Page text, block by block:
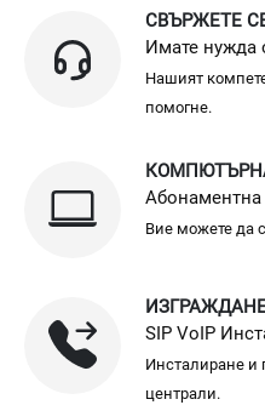
СВЪРЖЕТЕ
Имате нужда
Нашият
помогне.
Вие можете да
SIP VoIP
Инсталиране и
централи.